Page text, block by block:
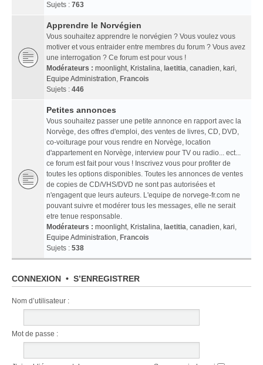
Sujets : 763
Apprendre le Norvégien
Vous souhaitez apprendre le norvégien ? Vous voulez vous
motiver et vous entraider entre membres du forum ? Vous avez
une interrogation ? Ce forum est pour vous !
Modérateurs : moonlight, Kristalina, laetitia, canadien, kari,
Equipe Administration, Francois
Sujets : 446
Petites annonces
Vous souhaitez passer une petite annonce en rapport avec la
Norvège, des offres d'emploi, des ventes de livres, CD, DVD,
co-voiturage pour vous rendre en Norvège, location
d'appartement en Norvège, interview pour TV ou radio... ect...
ce forum est fait pour vous ! Inscrivez vous pour profiter de
toutes les options disponibles. Toutes les annonces de ventes
de copies de CD/VHS/DVD ne sont pas autorisées et
n'engagent que leurs auteurs. L'equipe de norvege-fr.com ne
pouvant suivre et modérer tous les messages, elle ne serait
etre tenue responsable.
Modérateurs : moonlight, Kristalina, laetitia, canadien, kari,
Equipe Administration, Francois
Sujets : 538
CONNEXION • S’ENREGISTRER
Nom d’utilisateur :
Mot de passe :